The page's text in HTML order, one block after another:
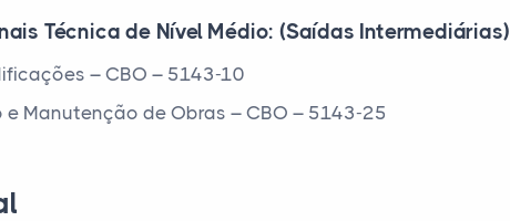
Técnica de Nível Médio: (Saídas Intermediárias)
– CBO – 5143-10
Manutenção de Obras – CBO – 5143-25